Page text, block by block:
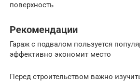
поверхность
Рекомендации
Гараж с подвалом пользуется
эффективно экономит место
Перед строительством важно